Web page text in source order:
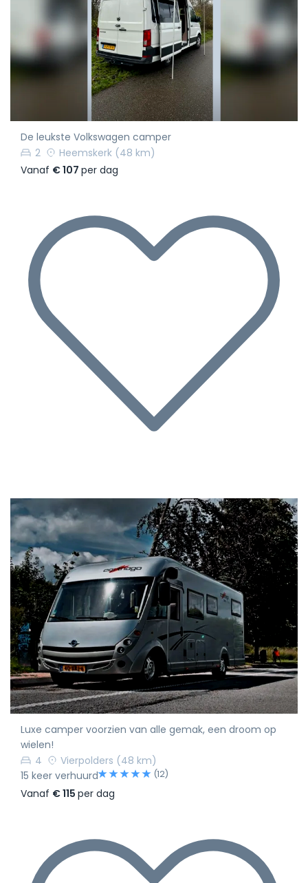
De leukste Volkswagen camper
2
Heemskerk (48 km)
Vanaf € 107 per dag
Luxe camper voorzien van alle gemak, een droom op
wielen!
4
Vierpolders (48 km)
15 keer verhuurd
(12)
Vanaf € 115 per dag